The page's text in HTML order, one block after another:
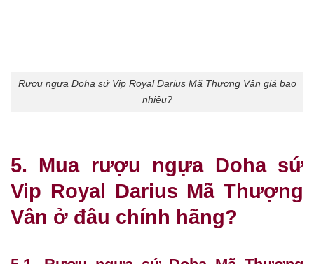
Rượu ngựa Doha sứ Vip Royal Darius Mã Thượng Vân giá bao
nhiêu?
5. Mua rượu ngựa Doha sứ
Vip Royal Darius Mã Thượng
Vân ở đâu chính hãng?